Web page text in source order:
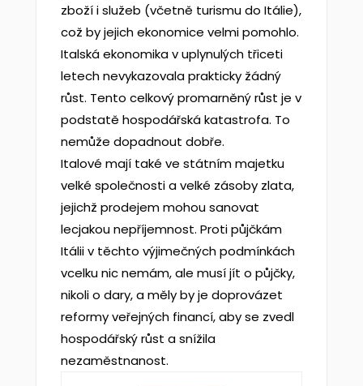
zboží i služeb (včetně turismu do Itálie),
což by jejich ekonomice velmi pomohlo.
Italská ekonomika v uplynulých třiceti
letech nevykazovala prakticky žádný
růst. Tento celkový promarněný růst je v
podstatě hospodářská katastrofa. To
nemůže dopadnout dobře.
Italové mají také ve státním majetku
velké společnosti a velké zásoby zlata,
jejichž prodejem mohou sanovat
lecjakou nepříjemnost. Proti půjčkám
Itálii v těchto výjimečných podmínkách
vcelku nic nemám, ale musí jít o půjčky,
nikoli o dary, a měly by je doprovázet
reformy veřejných financí, aby se zvedl
hospodářský růst a snížila
nezaměstnanost.